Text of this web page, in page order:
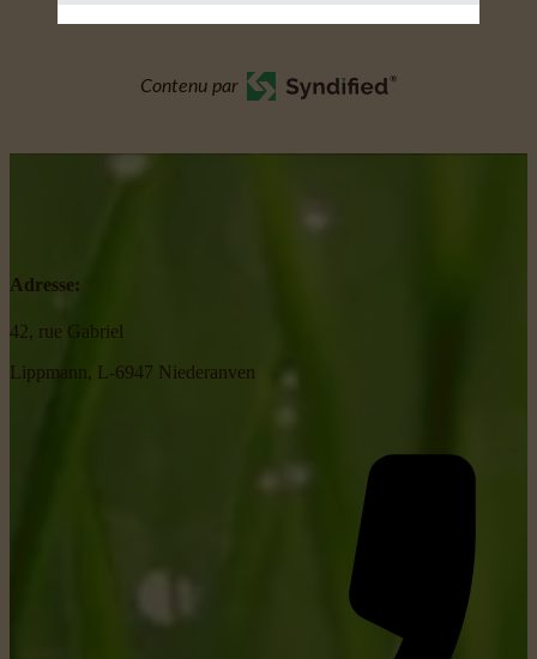
Contenu par
Adresse:
42, rue Gabriel
Lippmann, L-6947 Niederanven